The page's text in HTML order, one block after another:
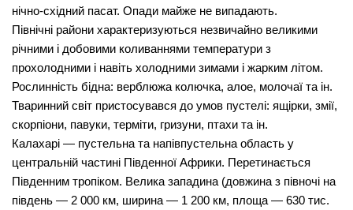
нічно-східний пасат. Опади майже не випадають.
Північні райони характери­зуються незвичайно великими
річними і добовими коливання­ми температури з
прохолодними і навіть холодними зимами і жарким літом.
Рослинність бідна: верблюжа колючка, алое, молочаї та ін.
Тваринний світ пристосувався до умов пустелі: ящірки, змії,
скорпіони, павуки, терміти, гризуни, птахи та ін.
Калахарі — пустельна та напівпустельна область у
центральній частині Південної Африки. Перетинається
Південним тропіком. Велика западина (довжина з півночі на
південь — 2 000 км, ширина — 1 200 км, площа — 630 тис.